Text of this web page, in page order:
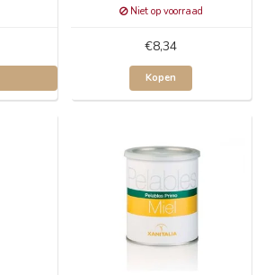
Niet op voorraad
€8,34
Kopen